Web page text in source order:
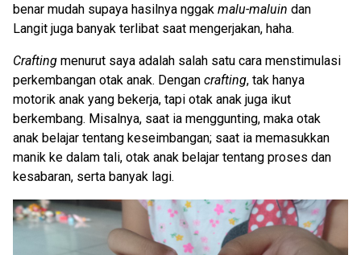
benar mudah supaya hasilnya nggak malu-maluin dan
Langit juga banyak terlibat saat mengerjakan, haha.
Crafting menurut saya adalah salah satu cara menstimulasi
perkembangan otak anak. Dengan crafting, tak hanya
motorik anak yang bekerja, tapi otak anak juga ikut
berkembang. Misalnya, saat ia menggunting, maka otak
anak belajar tentang keseimbangan; saat ia memasukkan
manik ke dalam tali, otak anak belajar tentang proses dan
kesabaran, serta banyak lagi.